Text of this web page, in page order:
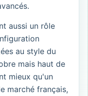
aussi un rôle
au style du
mais haut de
mieux qu'un
marché français,